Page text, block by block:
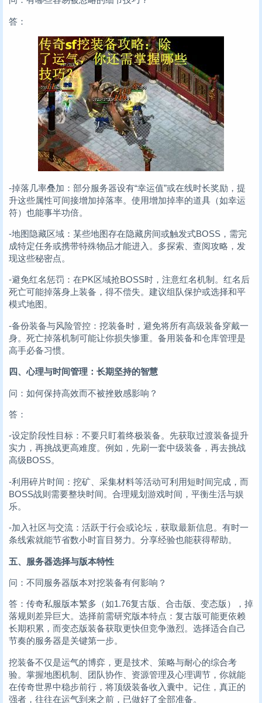
答：
-掉落几率叠加：部分服务器设有“幸运值”或在线时长奖励，提
升这些属性可间接增加掉落率。使用增加掉率的道具（如幸运
符）也能事半功倍。
-地图隐藏区域：某些地图存在隐藏房间或触发式BOSS，需完
成特定任务或携带特殊物品才能进入。多探索、查阅攻略，发
现这些秘密点。
-避免红名惩罚：在PK区域抢BOSS时，注意红名机制。红名后
死亡可能掉落身上装备，得不偿失。建议组队保护或选择和平
模式地图。
-备份装备与风险管控：挖装备时，避免将所有高级装备穿戴一
身。死亡掉落机制可能让你损失惨重。备用装备和仓库管理是
高手必备习惯。
四、心理与时间管理：长期坚持的智慧
问：如何保持高效而不被挫败感影响？
答：
-设定阶段性目标：不要只盯着终极装备。先获取过渡装备提升
实力，再挑战更高难度。例如，先刷一套中级装备，再去挑战
高级BOSS。
-利用碎片时间：挖矿、采集材料等活动可利用短时间完成，而
BOSS战则需要整块时间。合理规划游戏时间，平衡生活与娱
乐。
-加入社区与交流：活跃于行会或论坛，获取最新信息。有时一
条线索就能节省数小时盲目努力。分享经验也能获得帮助。
五、服务器选择与版本特性
问：不同服务器版本对挖装备有何影响？
答：传奇私服版本繁多（如1.76复古版、合击版、变态版），掉
落规则差异巨大。选择前需研究版本特点：复古版可能更依赖
长期积累，而变态版装备获取更快但竞争激烈。选择适合自己
节奏的服务器是关键第一步。
挖装备不仅是运气的博弈，更是技术、策略与耐心的综合考
验。掌握地图机制、团队协作、资源管理及心理调节，你就能
在传奇世界中稳步前行，将顶级装备收入囊中。记住，真正的
强者，往往在运气到来之前，已做好了全部准备。